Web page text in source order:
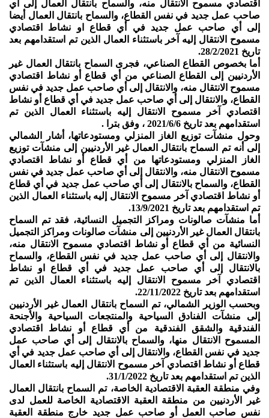
اقتصادي مسموح الانتقال منه، والسماح بانتقال العمال إلى أي
صاحب عمل جديد في نفس القطاع، والسماح بانتقال العمال أيضا
إلى أي صاحب عمل جديد في أي قطاع او نشاط اقتصادي
مسموح الانتقال إليه آخر باستثناء العمال الذين تم استقدامهم بعد
تاريخ 28/2/2021.
أما بخصوص القطاع الصناعي، فجرى السماح بانتقال العمال غير
الأردنيين إلى القطاع الصناعي من أي قطاع أو نشاط اقتصادي
مسموح الانتقال منه، والانتقال إلى أي صاحب عمل جديد في نفس
القطاع، والانتقال إلى أي صاحب عمل جديد في أي قطاع أو نشاط
اقتصادي آخر مسموح الانتقال إليه باستثناء العمال الذين تم
استقدامهم بعد تاريخ 2021/6/6 ، وفق بترا .
وحول منشآت توزيع الغاز المنزلي ومستودعاتها، أشار الشمالي
إلى أنه تم السماح بانتقال العمال غير الأردنيين إلى منشآت توزيع
الغاز المنزلي ومستودعاتها من أي قطاع أو نشاط اقتصادي
مسموح الانتقال منه، والانتقال إلى أي صاحب عمل جديد في نفس
القطاع، والسماح بالانتقال إلى أي صاحب عمل جديد في أي قطاع
أو نشاط اقتصادي آخر مسموح الانتقال إليه باستثناء العمال الذين
تم استقدامهم بعد تاريخ 13/9/2021.
أما منشآت صالونات ومراكز التجميل النسائية، فقد تم السماح
بانتقال العمال غير الأردنيين إلى منشآت صالونات ومراكز التجميل
النسائية من أي قطاع أو نشاط اقتصادي مسموح الانتقال منه،
والانتقال إلى أي صاحب عمل جديد في نفس القطاع، والسماح
بالانتقال إلى أي صاحب عمل جديد في أي قطاع او نشاط
اقتصادي آخر مسموح الانتقال إليه باستثناء العمال الذين تم
استقدامهم بعد تاريخ 22/11/2022.
وبحسب الوزير الشمالي، تم السماح بانتقال العمال غير الأردنيين
إلى منشآت الفنادق السياحية والمنتجعات السياحية والأجنحة
الفندقية والشقق الفندقية من أي قطاع أو نشاط اقتصادي
المسموح الانتقال منها، والسماح بالانتقال إلى أي صاحب عمل
جديد في نفس القطاع، والانتقال إلى أي صاحب عمل جديد في أي
قطاع أو نشاط اقتصادي آخر مسموح الانتقال إليه باستثناء العمال
الذين تم استقدامهم بعد تاريخ 31/1/2022.
وفي منطقة العقبة الاقتصادية الخاصة، تم السماح بانتقال العمال
غير الأردنيين من منطقة العقبة الاقتصادية الخاصة للعمل لدى
نفس صاحب العمل أو صاحب عمل جديد خارج منطقة العقبة